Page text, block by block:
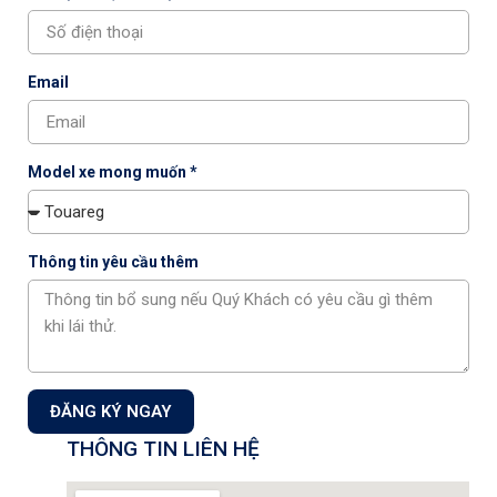
Xe được bảo dưỡng định kỳ tại đại lý chính hãng
3. Trải nghiệm dịch vụ tiêu chuẩn
Đức
TạiVolkswagen Capital, khách hàng được:
Phục vụ bởikỹ thuật viên chính hãng
Sử dụngphụ tùng đạt chuẩn Volkswagen toàn cầu
Quy trình bảo dưỡng chuyên nghiệp, minh bạch
Volkswagen Capital – Đại lý
ủy quyền chính hãng tại Hà
Nội
Email
Model xe mong muốn *
Thông tin yêu cầu thêm
ĐĂNG KÝ NGAY
THÔNG TIN LIÊN HỆ